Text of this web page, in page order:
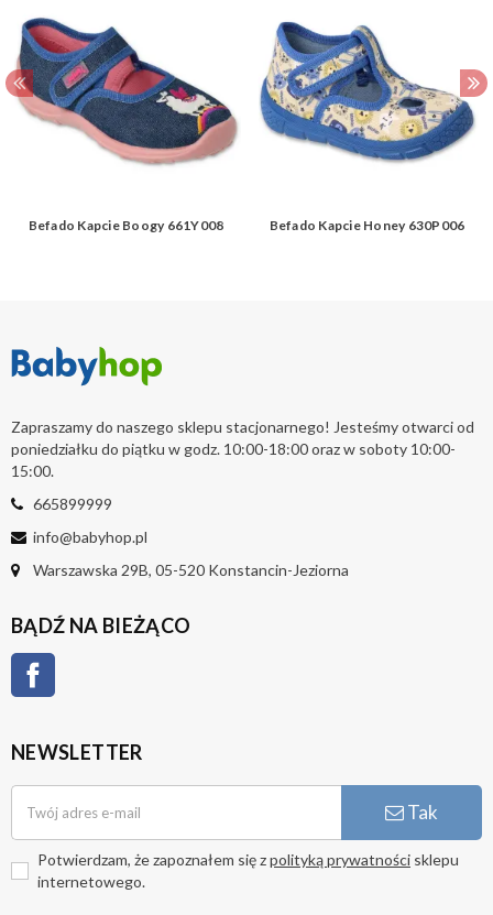
Befado Kapcie Boogy 661Y008 Befado Kapcie Honey 630P006
Zapraszamy do naszego sklepu stacjonarnego! Jesteśmy otwarci od
poniedziałku do piątku w godz. 10:00-18:00 oraz w soboty 10:00-
15:00.
665899999
info@babyhop.pl
Warszawska 29B, 05-520 Konstancin-Jeziorna
BĄDŹ NA BIEŻĄCO
NEWSLETTER
Tak
Potwierdzam, że zapoznałem się zpolityką prywatności sklepu
internetowego.